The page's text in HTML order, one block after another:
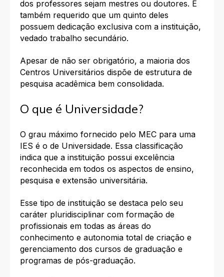
dos professores sejam mestres ou doutores. É
também requerido que um quinto deles
possuem dedicação exclusiva com a instituição,
vedado trabalho secundário.
Apesar de não ser obrigatório, a maioria dos
Centros Universitários dispõe de estrutura de
pesquisa acadêmica bem consolidada.
O que é Universidade?
O grau máximo fornecido pelo MEC para uma
IES é o de Universidade. Essa classificação
indica que a instituição possui excelência
reconhecida em todos os aspectos de ensino,
pesquisa e extensão universitária.
Esse tipo de instituição se destaca pelo seu
caráter pluridisciplinar com formação de
profissionais em todas as áreas do
conhecimento e autonomia total de criação e
gerenciamento dos cursos de graduação e
programas de pós-graduação.